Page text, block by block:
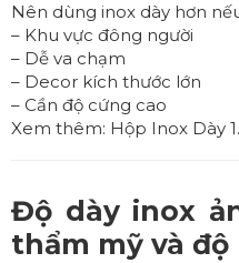
Nên dùng inox dày hơn
– Khu vực đông người
– Dễ va chạm
– Decor kích thước lớn
– Cần độ cứng cao
Xem thêm: Hộp Inox Dày
Độ dày inox
thẩm mỹ và độ